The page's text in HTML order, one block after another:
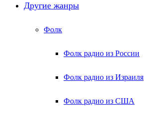
Другие жанры
Фолк
Фолк радио из России
Фолк радио из Израиля
Фолк радио из США